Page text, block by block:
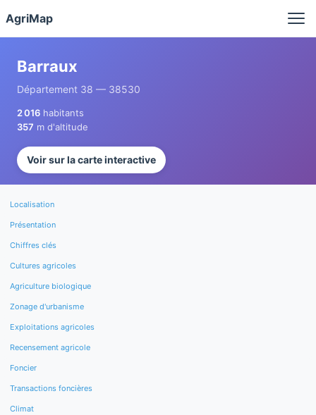
AgriMap
Barraux
Département 38 — 38530
2 016 habitants
357 m d'altitude
Voir sur la carte interactive
Localisation
Présentation
Chiffres clés
Cultures agricoles
Agriculture biologique
Zonage d'urbanisme
Exploitations agricoles
Recensement agricole
Foncier
Transactions foncières
Climat